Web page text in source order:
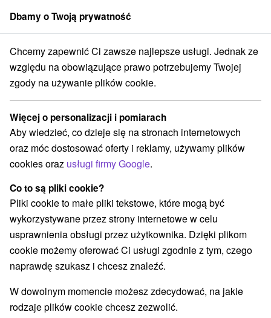
członek grupySorger
Wieże obserwacyjne i chodniki Stredné Slovensko Žilinský kraj
Wieże obserwacyjne i chodniki
Žilinský kraj
Kategorie
Wszystkie kategorie
Miejsca sakralne
Wieże obserwacyjne i chodniki
Zamki, pałace, ruiny(13)
Loty widokowe i rejsy wycieczkowe(3) Sporty(15)
Jazda konna(3) Skanseny (11) Teatry (1)
Chaty górskie(8) Zamki (3)
Areny laserowe i paintball(3) Rafting, rafting, rafting
Parki miejskie i zamkowe(2) Źródła(9)
Pola golfowe(1) Tory gokartowe(1)
Dbamy o Twoją prywatność
Chcemy zapewnić Ci zawsze najlepsze usługi. Jednak ze
względu na obowiązujące prawo potrzebujemy Twojej
zgody na używanie plików cookie.
Więcej o personalizacji i pomiarach
Aby wiedzieć, co dzieje się na stronach internetowych
oraz móc dostosować oferty i reklamy, używamy plików
cookies oraz usługi firmy Google.
Co to są pliki cookie?
Pliki cookie to małe pliki tekstowe, które mogą być
wykorzystywane przez strony internetowe w celu
usprawnienia obsługi przez użytkownika. Dzięki plikom
cookie możemy oferować Ci usługi zgodnie z tym, czego
naprawdę szukasz i chcesz znaleźć.
W dowolnym momencie możesz zdecydować, na jakie
rodzaje plików cookie chcesz zezwolić.